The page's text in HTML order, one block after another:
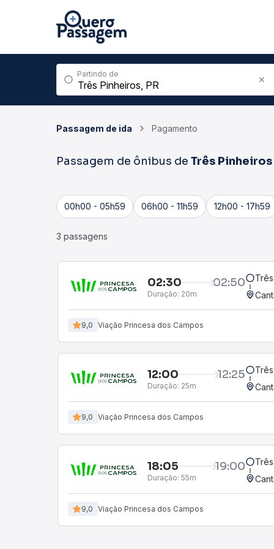
Partindo de
Passagem de ida Pagamento
Passagem de ônibus de Três Pinheiros
00h00 - 05h59 06h00 - 11h59 12h00 - 17h59
3 passagens
02:30 02:50
Duração: 20m
9,0 Viação Princesa dos Campos
12:00 12:25
Duração: 25m
9,0 Viação Princesa dos Campos
18:05 19:00
Duração: 55m
9,0 Viação Princesa dos Campos